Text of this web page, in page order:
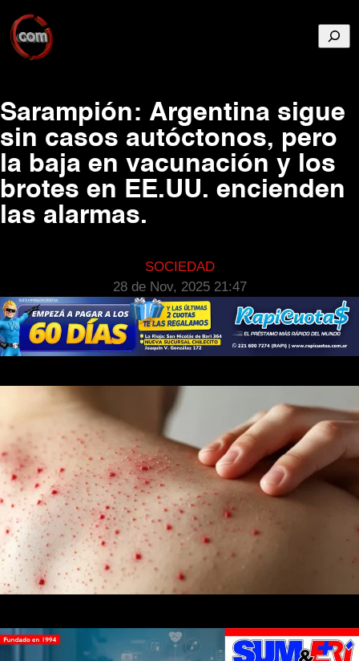
Sarampión: Argentina sigue
sin casos autóctonos, pero
la baja en vacunación y los
brotes en EE.UU. encienden
las alarmas.
SOCIEDAD
28 de Nov, 2025 21:47